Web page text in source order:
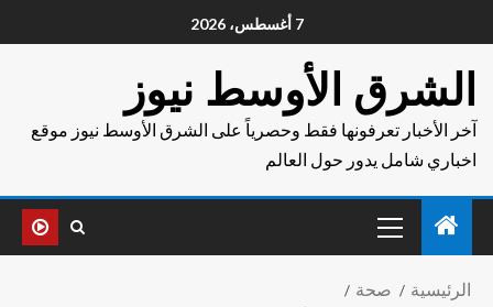
7 أغسطس، 2026
الشرق الأوسط نيوز
آخر الأخبار تعرفونها فقط وحصرياً على الشرق الأوسط نيوز موقع
اخباري شامل يدور حول العالم
الرئيسية
صحة